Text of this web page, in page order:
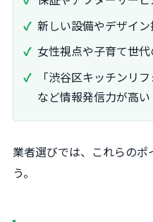
新しい設備やデザイ
女性視点や子育て世
「渋谷区キッチンリ
など情報発信力が高い
業者選びでは、これらの
う。